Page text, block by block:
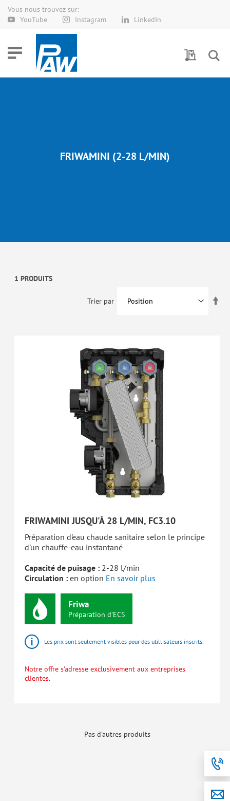
Vous nous trouvez sur:
YouTube
Instagram LinkedIn
Allez
Demande
FRIWAMINI (2-28 L/MIN)
1 PRODUITS
Trier par
FRIWAMINI JUSQU'À 28 L/MIN, FC3.10
Préparation d'eau chaude sanitaire selon le principe
d'un chauffe-eau instantané
Capacité de puisage : 2-28 l/min
Circulation : en option En savoir plus
Friwa
Préparation d’ECS
Les prix sont seulement visibles pour des utillisateurs inscrits.
Notre offre s'adresse exclusivement aux entreprises
clientes.
Pas d'autres produits